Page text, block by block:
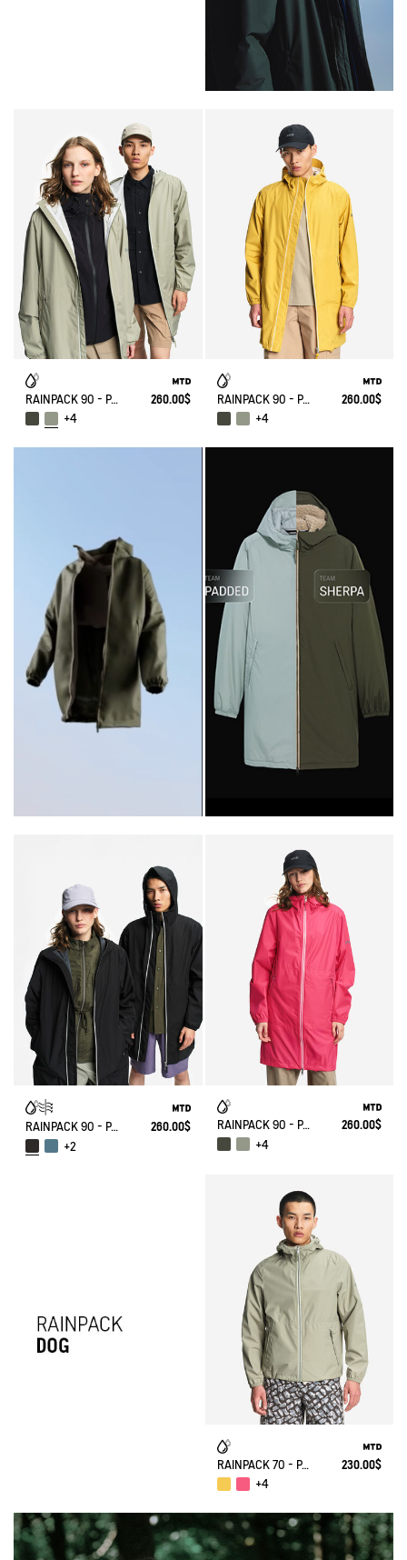
RAINPACK 90 - PACKABLE, UV-C® AND WATERPROOF LONG PARKA
260.00$
+4
RAINPACK 90 - PACKABLE, UV-C® AND WATERPROOF LONG PARKA
260.00$
+4
RAINPACK 90 - PACKABLE, UV-C® AND WATERPROOF LONG PARKA
260.00$
+2
RAINPACK 90 - PACKABLE, UV-C® AND WATERPROOF LONG PARKA
260.00$
+4
RAINPACK 70 - PACKABLE, UV-C® AND WATERPROOF JACKET
230.00$
+4